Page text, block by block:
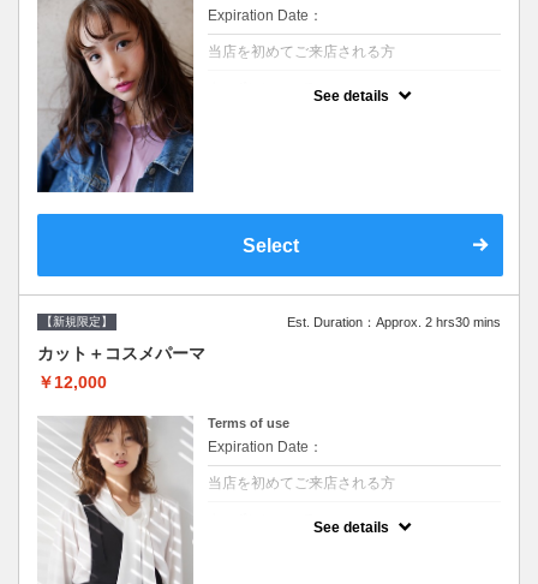
Expiration Date：
当店を初めてご来店される方
See details
Select
【新規限定】 Est. Duration：Approx. 2 hrs30 mins
カット＋コスメパーマ
￥12,000
Terms of use
Expiration Date：
当店を初めてご来店される方
See details